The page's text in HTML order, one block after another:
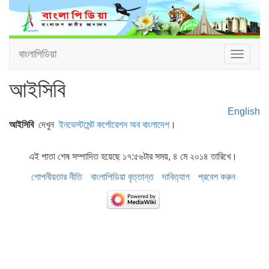
Toggle
বাংলাপিডিয়া
আইসিবি
English
আইসিবিদেখুনইনভেস্টমেন্ট কর্পোরেশন অব বাংলাদেশ।
এই পাতা শেষ সম্পাদিত হয়েছে ১৭:৫৬টার সময়, ৪ মে ২০১৪ তারিখে।
গোপনীয়তার নীতি
বাংলাপিডিয়া বৃত্তান্ত দাবিত্যাগ প্রবেশ করুন